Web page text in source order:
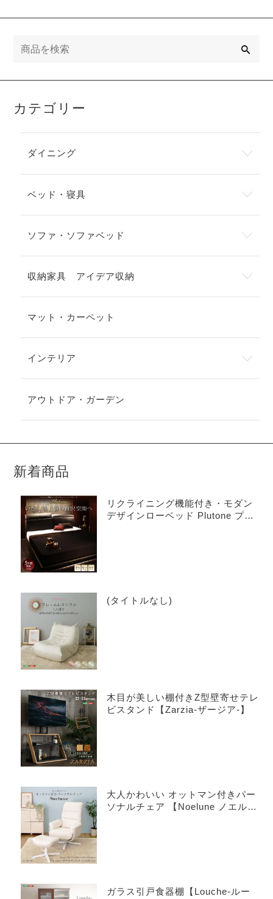
カテゴリー
ダイニング
ベッド・寝具
ソファ・ソファベッド
収納家具 アイデア収納
マット・カーペット
インテリア
アウトドア・ガーデン
新着商品
リクライニング機能付き・モダン
デザインローベッド Plutone プル
(タイトルなし)
木目が美しい棚付きZ型壁寄せテレ
ビスタンド【Zarzia-ザージア-】
大人かわいい オットマン付きパー
ソナルチェア 【Noelune ノエル
ガラス引戸食器棚【Louche-ルー